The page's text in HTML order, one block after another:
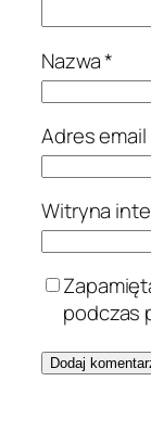
Nazwa*
Adres email
Witryna
podczas